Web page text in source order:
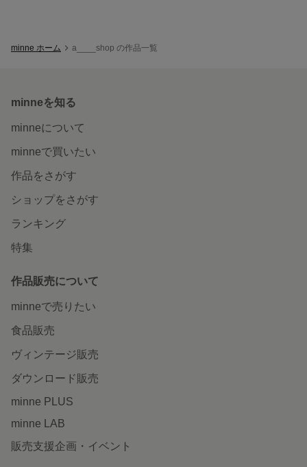
minne ホーム a____shop の作品一覧
minneを知る
minneについて
minneで買いたい
作品をさがす
ショップをさがす
ランキング
特集
作品販売について
minneで売りたい
食品販売
ヴィンテージ販売
ダウンロード販売
minne PLUS
minne LAB
販売支援企画・イベント